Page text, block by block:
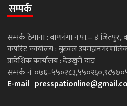
सम्पर्क
सम्पर्क ठेगाना : बाणगंगा न.पा.– ४
कपोरेट कार्यालय : बुटवल
प्रादेशिक कार्यालय : देउखुरी दाङ
सम्पर्क नं.
E-mail :